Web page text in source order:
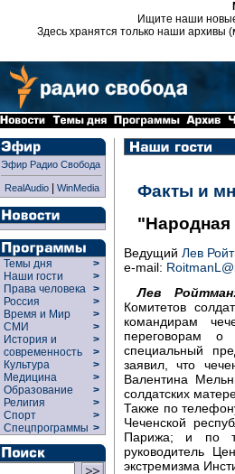
Ищите наши
Здесь хранятся только наши архивы
Эфир Радио Свобода
RealAudio| WinMedia
Темы дня
>
Наши гости
>
Права человека >
Россия
>
Время и Мир
>
СМИ
>
История и
современность
>
>
Культура
>
Медицина
>
Образование
>
Религия
>
Спорт
>
Спецпрограммы >
Факты и
"Народная
Ведущий Лев
e-mail:
Лев
Комитетов
командирам
переговорам
специальный
заявил, что
Валентина
солдатских
Также по
Чеченской
Парижа; и по
руководитель
экстремизма